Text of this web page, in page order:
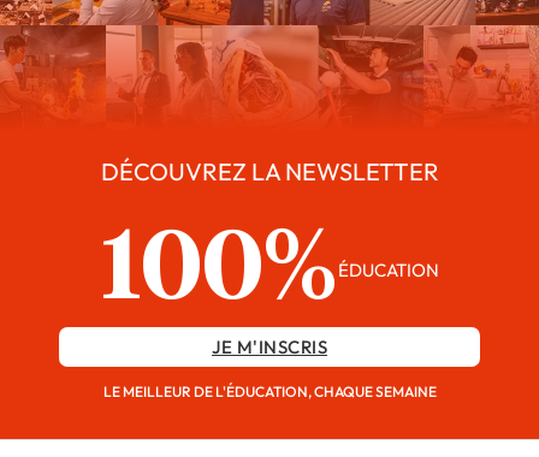
DÉCOUVREZ LA NEWSLETTER
100% ÉDUCATION
JE M'INSCRIS
LE MEILLEUR DE L'ÉDUCATION, CHAQUE SEMAINE